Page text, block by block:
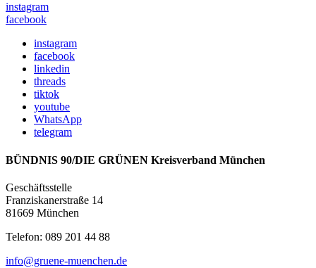
instagram
facebook
instagram
facebook
linkedin
threads
tiktok
youtube
WhatsApp
telegram
BÜNDNIS 90/DIE GRÜNEN Kreisverband München
Geschäftsstelle
Franziskanerstraße 14
81669 München
Telefon: 089 201 44 88
info@gruene-muenchen.de